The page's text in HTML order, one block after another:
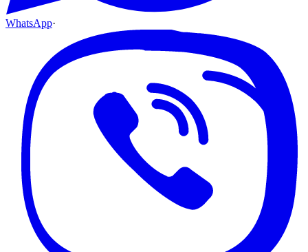
WhatsApp·